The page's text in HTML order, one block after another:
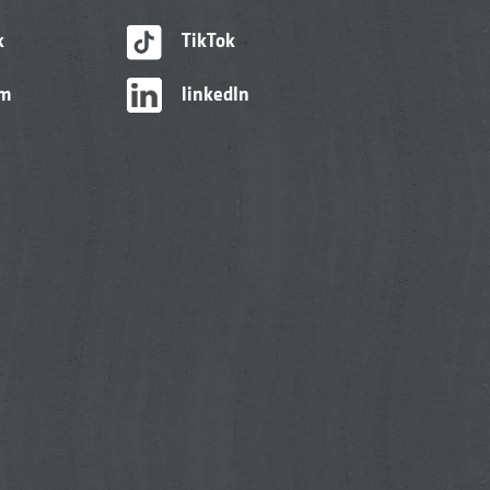
TikTok
linkedIn